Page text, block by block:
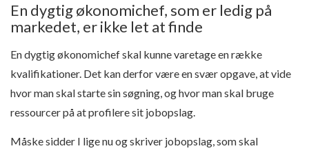
En dygtig økonomichef, som er ledig på
markedet, er ikke let at finde
En dygtig økonomichef skal kunne varetage en række
kvalifikationer. Det kan derfor være en svær opgave, at vide
hvor man skal starte sin søgning, og hvor man skal bruge
ressourcer på at profilere sit jobopslag.
Måske sidder I lige nu og skriver jobopslag, som skal